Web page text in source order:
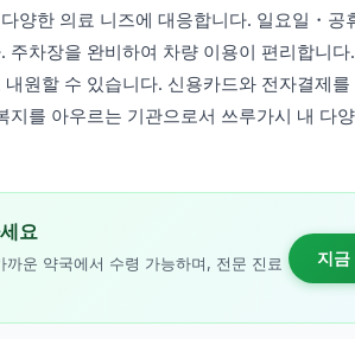
양한 의료 니즈에 대응합니다. 일요일・공
차장을 완비하여 차량 이용이 편리합니
원할 수 있습니다. 신용카드와 전자결제
를 아우르는 기관으로서 쓰루가시 내 다
요
운 약국에서 수령 가능하며, 전문 진료
지금